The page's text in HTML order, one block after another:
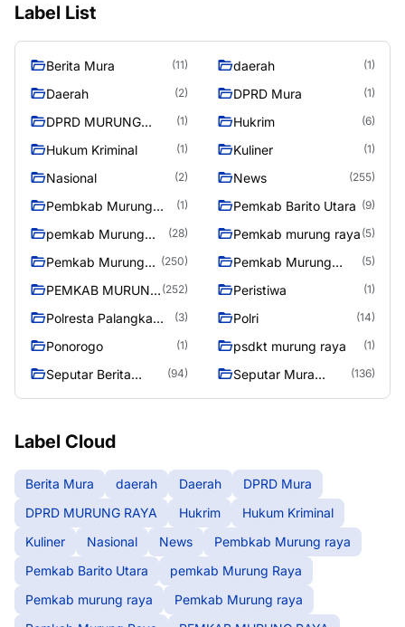
Label List
Berita Mura (11) daerah (1)
Daerah (2) DPRD Mura (1)
DPRD MURUNG
(1) Hukrim (6)
Hukum Kriminal (1) Kuliner (1)
Nasional (2) News (255)
Pembkab Murung
(1) Pemkab Barito Utara (9)
pemkab Murung
(28) Pemkab murung raya (5)
Pemkab Murung
(250)
Pemkab Murung
(5)
PEMKAB MURUNG (252) Peristiwa (1)
Polresta Palangka
(3) Polri (14)
Ponorogo (1) psdkt murung raya (1)
Seputar Berita
(94)
Seputar Mura
(136)
Label Cloud
Berita Mura daerah Daerah
DPRD Mura
DPRD MURUNG RAYA
Hukrim
Hukum Kriminal
Kuliner
Nasional News
Pembkab Murung raya
Pemkab Barito Utara
pemkab Murung Raya
Pemkab murung raya
Pemkab Murung raya